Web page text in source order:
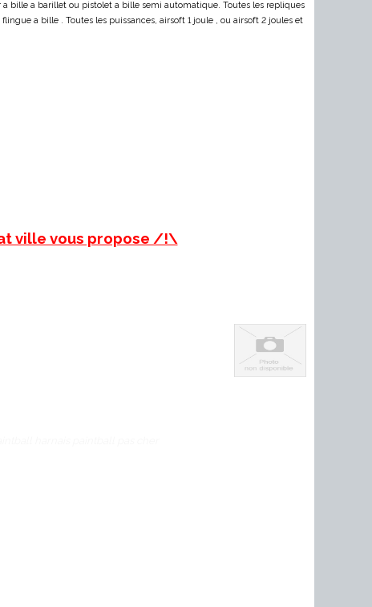
bille a barillet ou pistolet a bille semi automatique. Toutes les repliques
a bille . Toutes les puissances, airsoft 1 joule , ou airsoft 2 joules et
ville vous propose /!\